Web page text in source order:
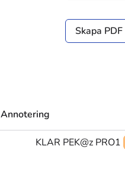
Skapa PDF
Annotering
KLAR PEK@z PRO1